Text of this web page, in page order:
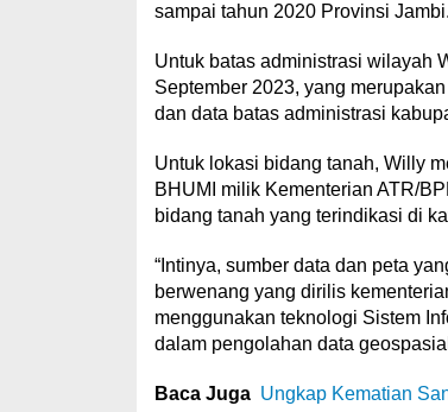
sampai tahun 2020 Provinsi Jambi.
Untuk batas administrasi wilayah
September 2023, yang
dan data batas administrasi
Untuk lokasi bidang tanah, Willy
BHUMI milik Kementerian ATR/
bidang tanah yang terindikasi di
“Intinya, sumber data dan peta
berwenang yang dirilis
menggunakan teknologi Sistem
dalam pengolahan data
Baca Juga Ungkap Kematian